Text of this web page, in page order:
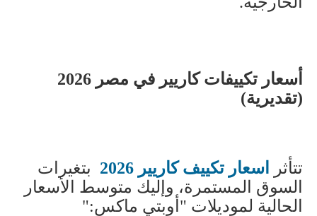
أسعار تكييفات كاريير في مصر 2026
(تقديرية)
تتأثر اسعار تكييف كاريير 2026 بتغيرات
السوق المستمرة، وإليك متوسط الأسعار
الحالية لموديلات "أوبتي ماكس":